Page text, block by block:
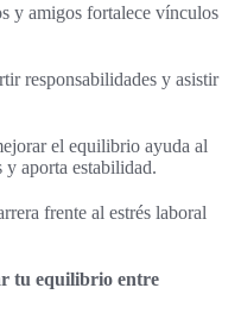
y amigos fortalece vínculos
responsabilidades y asistir
el equilibrio ayuda al
y aporta estabilidad.
frente al estrés laboral
tu equilibrio entre